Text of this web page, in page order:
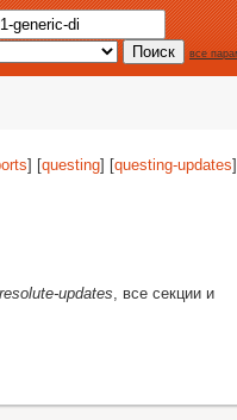
все
] [questing] [questing-updates
resolute-updates, все секции и